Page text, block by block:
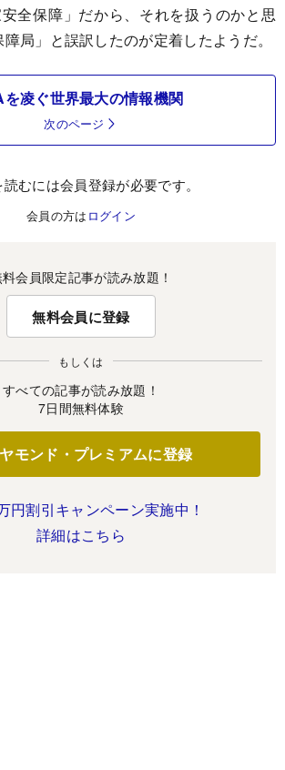
全保障」だから、それを扱うのかと思
局」と誤訳したのが定着したようだ。
を凌ぐ世界最大の情報機関
次のページ
むには会員登録が必要です。
会員の方は ログイン
会員限定記事が読み放題！
無料会員に登録
もしくは
すべての記事が読み放題！
7日間無料体験
モンド・プレミアムに登録
円割引キャンペーン実施中！
詳細はこちら